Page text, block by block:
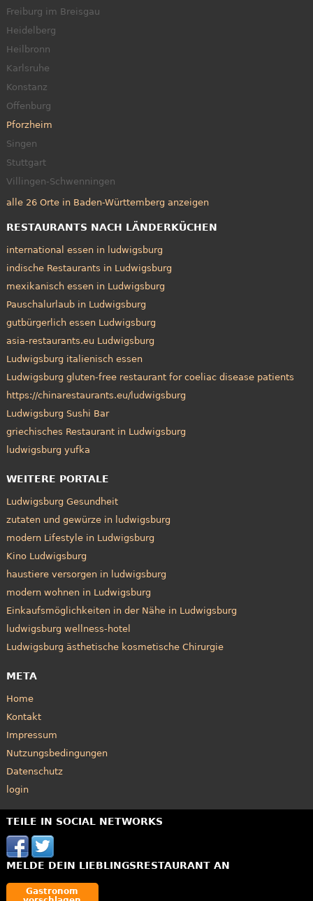
Freiburg im Breisgau
Heidelberg
Heilbronn
Karlsruhe
Konstanz
Offenburg
Pforzheim
Singen
Stuttgart
Villingen-Schwenningen
alle 26 Orte in Baden-Württemberg anzeigen
RESTAURANTS NACH LÄNDERKÜCHEN
international essen in ludwigsburg
indische Restaurants in Ludwigsburg
mexikanisch essen in Ludwigsburg
Pauschalurlaub in Ludwigsburg
gutbürgerlich essen Ludwigsburg
asia-restaurants.eu Ludwigsburg
Ludwigsburg italienisch essen
Ludwigsburg gluten-free restaurant for coeliac disease patients
https://chinarestaurants.eu/ludwigsburg
Ludwigsburg Sushi Bar
griechisches Restaurant in Ludwigsburg
ludwigsburg yufka
WEITERE PORTALE
Ludwigsburg Gesundheit
zutaten und gewürze in ludwigsburg
modern Lifestyle in Ludwigsburg
Kino Ludwigsburg
haustiere versorgen in ludwigsburg
modern wohnen in Ludwigsburg
Einkaufsmöglichkeiten in der Nähe in Ludwigsburg
ludwigsburg wellness-hotel
Ludwigsburg ästhetische kosmetische Chirurgie
META
Home
Kontakt
Impressum
Nutzungsbedingungen
Datenschutz
login
TEILE IN SOCIAL NETWORKS
MELDE DEIN LIEBLINGSRESTAURANT AN
Gastronom